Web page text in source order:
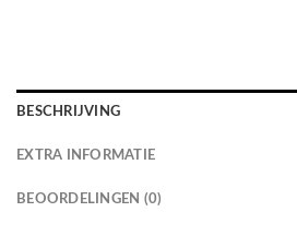
BESCHRIJVING
EXTRA INFORMATIE
BEOORDELINGEN (0)